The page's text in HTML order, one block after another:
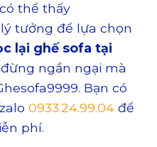
thể thấy
tưởng để lựa chọn
lại ghế sofa tại
ngần ngại mà
Bạn có
0933.24.99.04 để
phí.